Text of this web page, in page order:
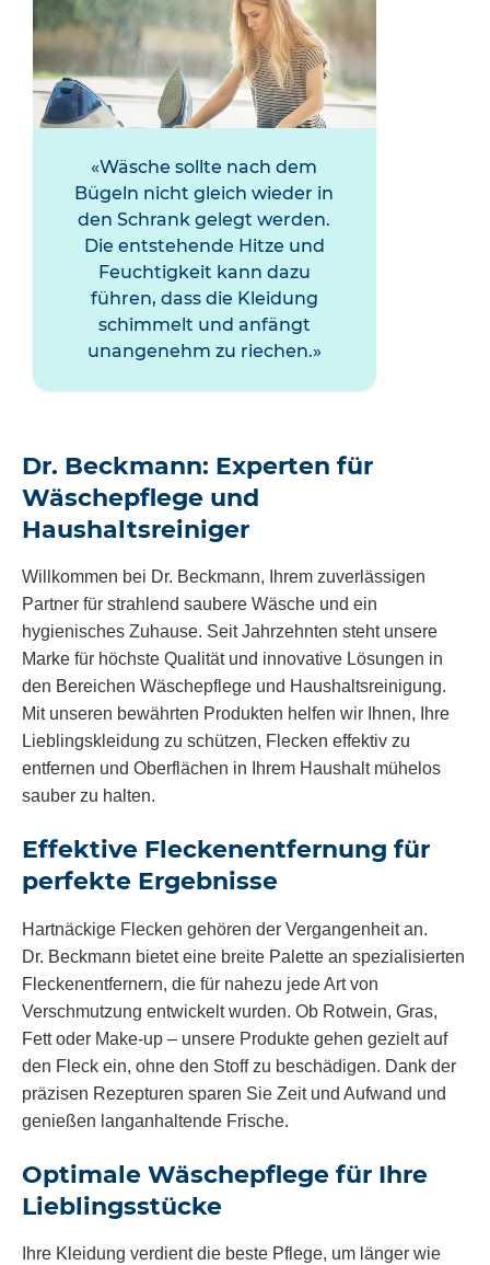
Wäsche sollte nach dem
Bügeln nicht gleich wieder in
den Schrank gelegt werden.
Die entstehende Hitze und
Feuchtigkeit kann dazu
führen, dass die Kleidung
schimmelt und anfängt
unangenehm zu riechen.
Dr. Beckmann: Experten für
Wäschepflege und
Haushaltsreiniger
Willkommen bei Dr. Beckmann, Ihrem zuverlässigen
Partner für strahlend saubere Wäsche und ein
hygienisches Zuhause. Seit Jahrzehnten steht unsere
Marke für höchste Qualität und innovative Lösungen in
den Bereichen Wäschepflege und Haushaltsreinigung.
Mit unseren bewährten Produkten helfen wir Ihnen, Ihre
Lieblingskleidung zu schützen, Flecken effektiv zu
entfernen und Oberflächen in Ihrem Haushalt mühelos
sauber zu halten.
Effektive Fleckenentfernung für
perfekte Ergebnisse
Hartnäckige Flecken gehören der Vergangenheit an.
Dr. Beckmann bietet eine breite Palette an spezialisierten
Fleckenentfernern, die für nahezu jede Art von
Verschmutzung entwickelt wurden. Ob Rotwein, Gras,
Fett oder Make-up – unsere Produkte gehen gezielt auf
den Fleck ein, ohne den Stoff zu beschädigen. Dank der
präzisen Rezepturen sparen Sie Zeit und Aufwand und
genießen langanhaltende Frische.
Optimale Wäschepflege für Ihre
Lieblingsstücke
Ihre Kleidung verdient die beste Pflege, um länger wie